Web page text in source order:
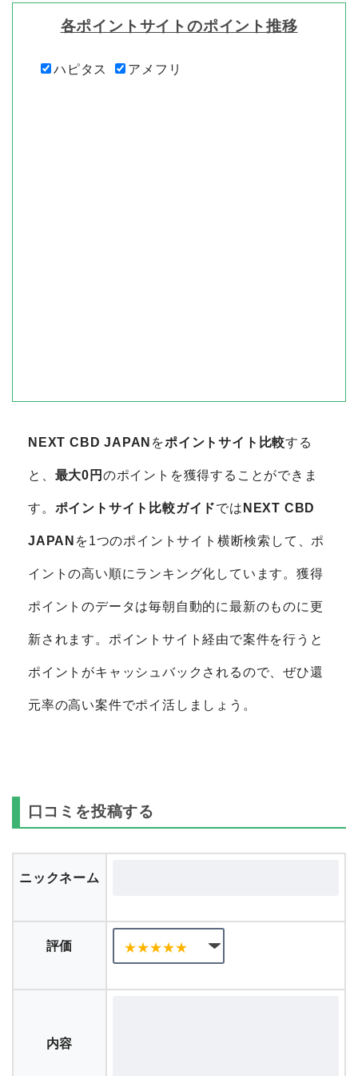
各ポイントサイトのポイント推移
ハピタス アメフリ
NEXT CBD JAPAN をポイントサイト比較する
と、 最大0円 のポイントを獲得することができま
す。 ポイントサイト比較ガイドでは NEXT CBD
JAPAN を1つのポイントサイト横断検索して、ポ
イントの高い順にランキング化しています。獲得
ポイントのデータは毎朝自動的に最新のものに更
新されます。ポイントサイト経由で案件を行うと
ポイントがキャッシュバックされるので、ぜひ還
元率の高い案件でポイ活しましょう。
口コミを投稿する
ニックネーム
評価
内容